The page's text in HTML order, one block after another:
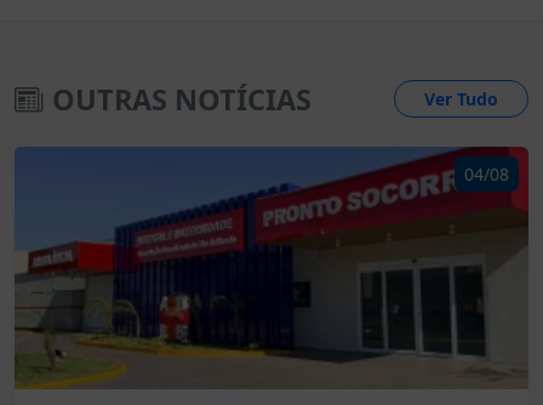
OUTRAS NOTÍCIAS Ver Tudo
04/08